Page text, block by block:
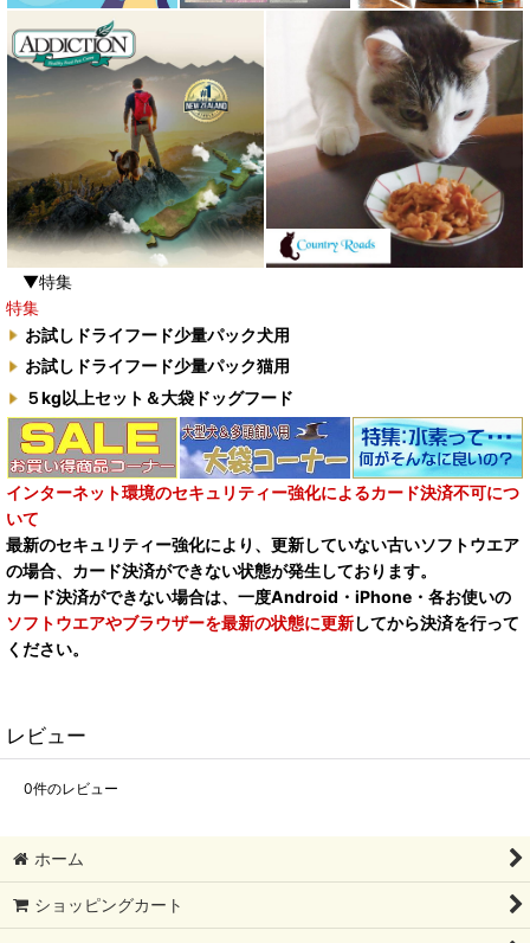
▼特集
特集
お試しドライフード少量パック犬用
お試しドライフード少量パック猫用
５kg以上セット＆大袋ドッグフード
インターネット環境のセキュリティー強化によるカード決済不可につ
いて
最新のセキュリティー強化により、更新していない古いソフトウエア
の場合、カード決済ができない状態が発生しております。
カード決済ができない場合は、一度Android・iPhone・各お使いの
ソフトウエアやブラウザーを最新の状態に更新してから決済を行って
ください。
レビュー
0件のレビュー
ホーム
ショッピングカート